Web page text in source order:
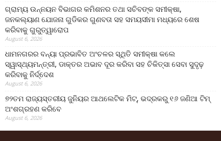
ଗ୍ରାମ୍ୟ ଉନ୍ନୟନ ବିଭାଗର କମିଶନର ତଥା ସଚିବଙ୍କ ସମୀକ୍ଷା,
ଜନକଲ୍ୟାଣ ଯୋଜନା ଗୁଡିକର ଗୁଣବତା ସହ ସମୟସୀମା ମଧ୍ୟରେ ଶେଷ
କରିବାକୁ ଗୁରୁତ୍ୱାରୋପ
August 6, 2026
ଧାମନଗରର ବନ୍ୟା ପ୍ରଭାବିତ ଅଂଚଳର ସ୍ଥିତି ସମୀକ୍ଷା କଲେ
ସ୍ୱାସ୍ଥ୍ୟମନ୍ତ୍ରୀ, ଡାକ୍ତର ଅଭାବ ଦୂର କରିବା ସହ ଚିକିତ୍ସା ସେବା ସୁଦୃଢ଼
କରିବାକୁ ନିର୍ଦ୍ଦେଶ
August 6, 2026
୭୨ତମ ରାଜ୍ୟସ୍ତରୀୟ ଜୁନିୟର ଆଥଲେଟିକ ମିଟ୍‌, ଭଦ୍ରକରୁ ୧୬ ଜଣିଆ ଟିମ୍
ଅଂଶଗ୍ରହଣ କରିବେ
August 6, 2026